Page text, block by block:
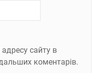
сайту в
коментарів.